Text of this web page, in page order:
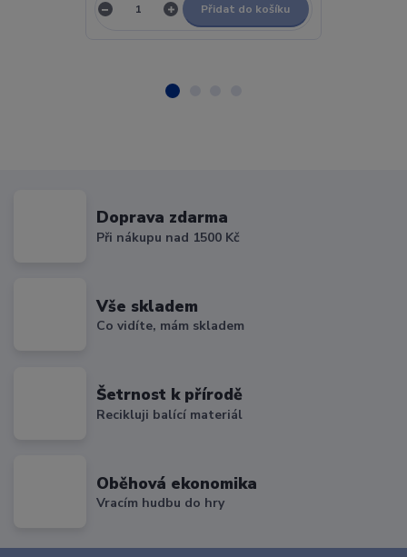
Přidat do košíku
Doprava zdarma
Při nákupu nad 1500 Kč
Vše skladem
Co vidíte, mám skladem
Šetrnost k přírodě
Recikluji balící materiál
Oběhová ekonomika
Vracím hudbu do hry